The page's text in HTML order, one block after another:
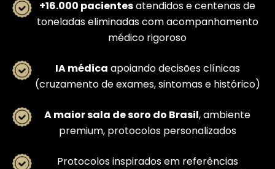
+16.000 pacientesatendidos e centenas de
toneladas eliminadas com acompanhamento
médico rigoroso
IA médica apoiando decisões clínicas
(cruzamento de exames, sintomas e histórico)
A maior sala de soro do Brasil, ambiente
premium, protocolos personalizados
Protocolos inspirados em referências